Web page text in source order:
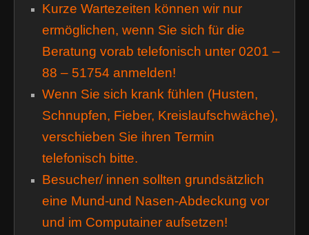
Kurze Wartezeiten können wir nur
ermöglichen, wenn Sie sich für die
Beratung vorab telefonisch unter 0201 –
88 – 51754 anmelden!
Wenn Sie sich krank fühlen (Husten,
Schnupfen, Fieber, Kreislaufschwäche),
verschieben Sie ihren Termin
telefonisch bitte.
Besucher/ innen sollten grundsätzlich
eine Mund-und Nasen-Abdeckung vor
und im Computainer aufsetzen!